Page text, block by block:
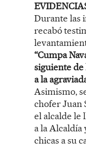
Durante las
recabó
“Cumpa
siguiente
a la
Asimismo,
chofer Juan
el alcalde le
a la Alcaldía
chicas a su